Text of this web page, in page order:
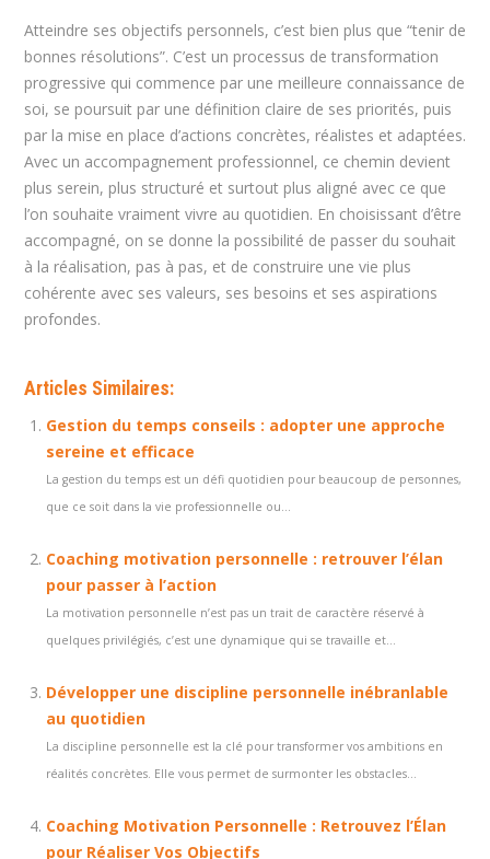
Atteindre ses objectifs personnels, c’est bien plus que “tenir de
bonnes résolutions”. C’est un processus de transformation
progressive qui commence par une meilleure connaissance de
soi, se poursuit par une définition claire de ses priorités, puis
par la mise en place d’actions concrètes, réalistes et adaptées.
Avec un accompagnement professionnel, ce chemin devient
plus serein, plus structuré et surtout plus aligné avec ce que
l’on souhaite vraiment vivre au quotidien. En choisissant d’être
accompagné, on se donne la possibilité de passer du souhait
à la réalisation, pas à pas, et de construire une vie plus
cohérente avec ses valeurs, ses besoins et ses aspirations
profondes.
Articles Similaires:
Gestion du temps conseils : adopter une approche
sereine et efficace
La gestion du temps est un défi quotidien pour beaucoup de personnes,
que ce soit dans la vie professionnelle ou...
Coaching motivation personnelle : retrouver l’élan
pour passer à l’action
La motivation personnelle n’est pas un trait de caractère réservé à
quelques privilégiés, c’est une dynamique qui se travaille et...
Développer une discipline personnelle inébranlable
au quotidien
La discipline personnelle est la clé pour transformer vos ambitions en
réalités concrètes. Elle vous permet de surmonter les obstacles...
Coaching Motivation Personnelle : Retrouvez l’Élan
pour Réaliser Vos Objectifs